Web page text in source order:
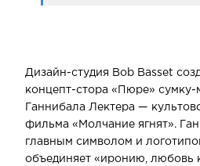
Дизайн-студия Bob Basset
концепт-стора «Пюре» сумку-
Ганнибала Лектера —
фильма «Молчание ягнят».
главным символом и
объединяет «иронию, любовь